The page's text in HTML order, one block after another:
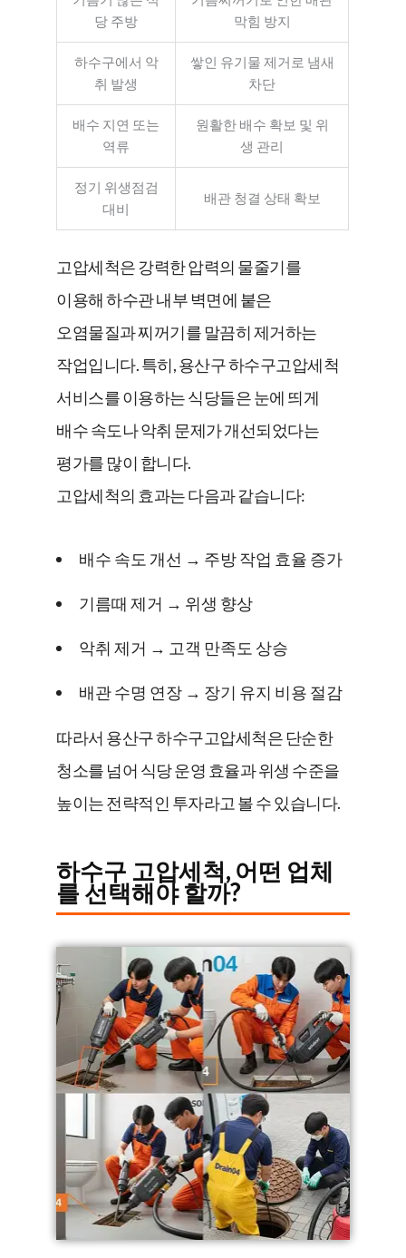
당 주방
막힘 방지
하수구에서 악
취 발생
쌓인 유기물 제거로 냄새
차단
배수 지연 또는
역류
원활한 배수 확보 및 위
생 관리
정기 위생점검
대비
배관 청결 상태 확보
고압세척은 강력한 압력의 물줄기를
이용해 하수관 내부 벽면에 붙은
오염물질과 찌꺼기를 말끔히 제거하는
작업입니다. 특히, 용산구 하수구고압세척
서비스를 이용하는 식당들은 눈에 띄게
배수 속도나 악취 문제가 개선되었다는
평가를 많이 합니다.
고압세척의 효과는 다음과 같습니다:
배수 속도 개선 → 주방 작업 효율 증가
기름때 제거 → 위생 향상
악취 제거 → 고객 만족도 상승
배관 수명 연장 → 장기 유지 비용 절감
따라서 용산구 하수구고압세척은 단순한
청소를 넘어 식당 운영 효율과 위생 수준을
높이는 전략적인 투자라고 볼 수 있습니다.
하수구 고압세척, 어떤 업체
를 선택해야 할까?